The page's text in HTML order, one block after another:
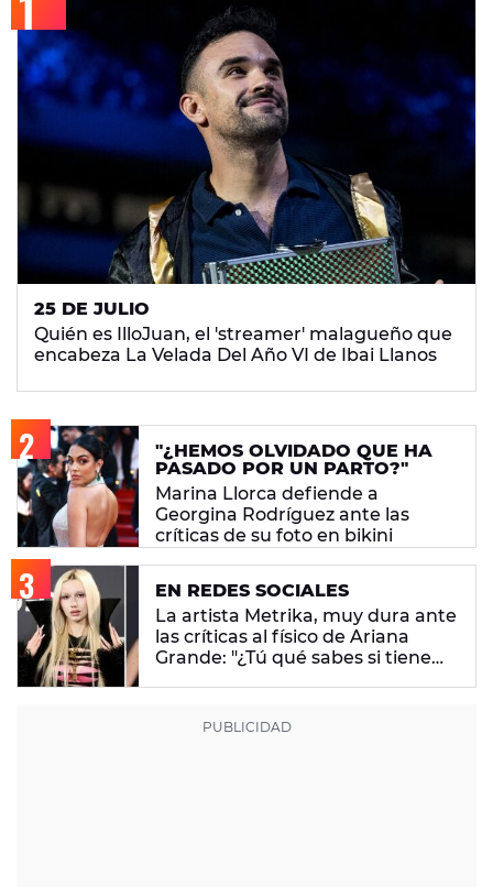
25 DE JULIO
Quién es IlloJuan, el 'streamer' malagueño que
encabeza La Velada Del Año VI de Ibai Llanos
"¿HEMOS OLVIDADO QUE HA
PASADO POR UN PARTO?"
Marina Llorca defiende a
Georgina Rodríguez ante las
críticas de su foto en bikini
EN REDES SOCIALES
La artista Metrika, muy dura ante
las críticas al físico de Ariana
Grande: "¿Tú qué sabes si tiene